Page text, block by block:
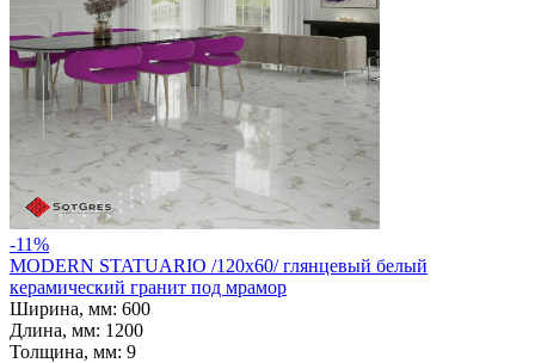
-11%
MODERN STATUARIO /120х60/ глянцевый белый
керамический гранит под мрамор
Ширина, мм: 600
Длина, мм: 1200
Толщина, мм: 9